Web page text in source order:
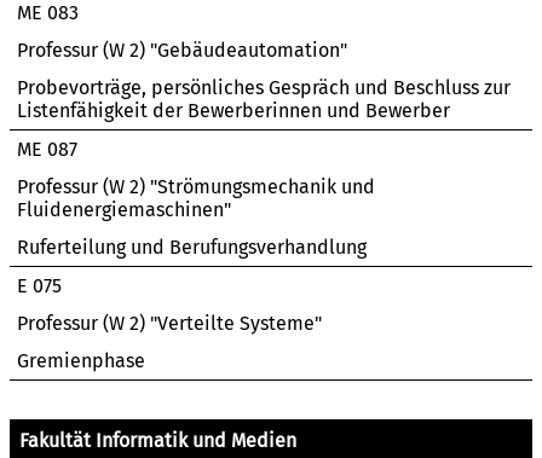
ME 083
Professur (W 2) "Gebäudeautomation"
Probevorträge, persönliches Gespräch und Beschluss zur
Listenfähigkeit der Bewerberinnen und Bewerber
ME 087
Professur (W 2) "Strömungsmechanik und
Fluidenergiemaschinen"
Ruferteilung und Berufungsverhandlung
E 075
Professur (W 2) "Verteilte Systeme"
Gremienphase
Fakultät Informatik und Medien